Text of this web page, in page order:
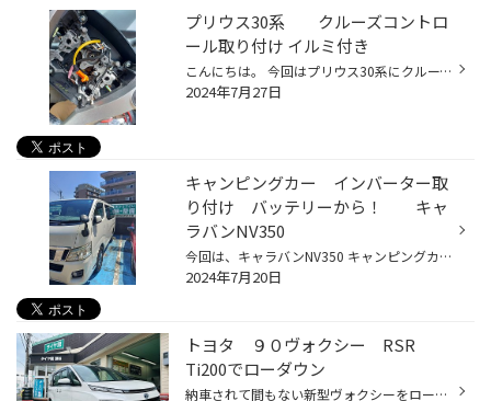
プリウス30系 クルーズコントロ
ール取り付け イルミ付き
こんにちは。 今回はプリウス30系にクルーズコントロールを取り付けました。 取り付け時間は1.5ｈぐらいで取り付けが可能です。 まずはエアバックを外して、空いているカップラーに配線を割り込ませます。 ハンドルにクルーズコントロールを取り付けして・・・・・ イルミネーションの配線を探して...
2024年7月27日
キャンピングカー インバーター取
り付け バッテリーから！ キャ
ラバンNV350
今回は、キャラバンNV350 キャンピングカーに インバーターを取り付けしました。 BESTEK MRZ3010BO 取り付けカスタム とりあえずの置き場所は運転席と助手席の間に(仮設置)です。 キャンピングカーだけあって、使う場所に【限り】が在るのはいただけません！( ｀ー´)ノ と、言うことで・・・・・・...
2024年7月20日
トヨタ ９０ヴォクシー RSR
Ti200でローダウン
納車されて間もない新型ヴォクシーをローダウンしていきます！ 使用したスプリングは「RSR Ti200」 言わずと知れた人気商品ですね。 早速取り付けましょう。 程よくローダウンが出来ました。 仕上げはもちろん「アライメント」 しっかりと調整して作業完了です。 乗り心地を損なうことなくローダウ...